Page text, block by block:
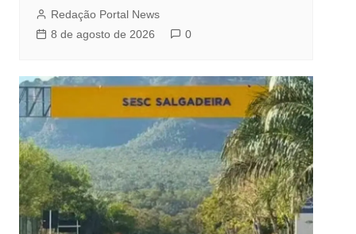
Redação Portal News
8 de agosto de 2026
0